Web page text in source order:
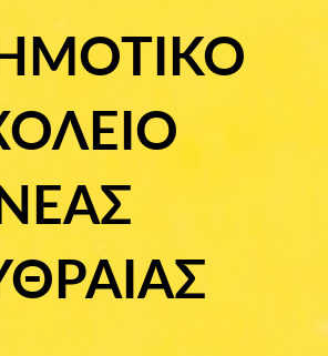
ΝΕΑΣ